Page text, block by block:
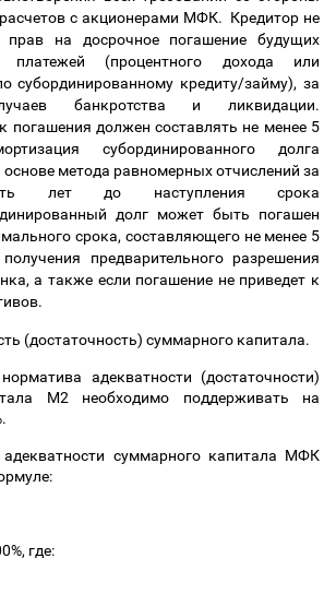
с акционерами МФК. Кредитор не
прав на досрочное погашение будущих
платежей (процентного дохода или
субординированному кредиту/займу), за
банкротства и ликвидации.
погашения должен составлять не менее 5
субординированного долга
основе метода равномерных отчислений за
лет до наступления срока
долг может быть погашен
срока, составляющего не менее 5
предварительного разрешения
а также если погашение не приведет к
(достаточность) суммарного капитала.
адекватности (достаточности)
М2 необходимо поддерживать на
суммарного капитала МФК
где: